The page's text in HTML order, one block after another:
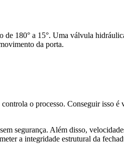
de 180° a 15°. Uma válvula
da porta.
o processo. Conseguir isso
segurança. Além disso,
a integridade estrutural da